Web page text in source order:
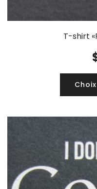
T-shirt